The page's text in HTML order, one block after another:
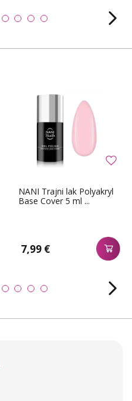
NANI Trajni lak Polyakryl
Base Cover 5 ml ...
7,99 €